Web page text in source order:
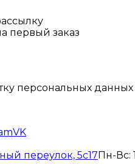
первый заказ
персональных данных
VK
переулок, 5с17 Пн-Вс: